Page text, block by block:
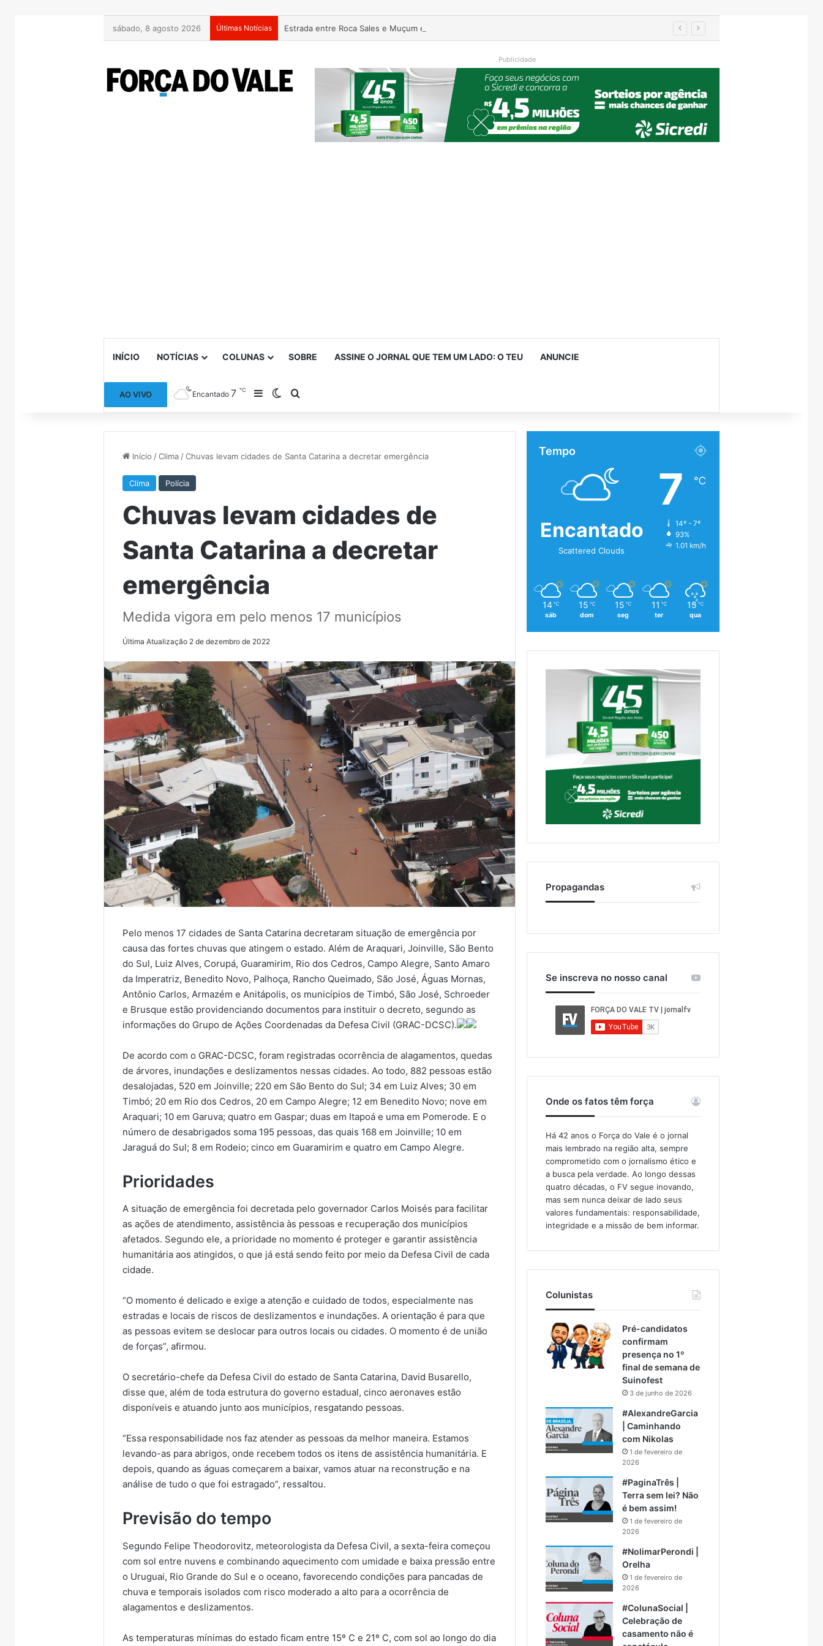
sábado, 8 agosto 2026 Últimas Notícias Estrada entre Roca Sales e Muçum é liberada após serviços de manutenção
Publicidade
INÍCIO NOTÍCIAS COLUNAS SOBRE ASSINE O JORNAL QUE TEM UM LADO: O TEU ANUNCIE
AO VIVO Encantado 7℃ Barra Lateral
Switch skin
Início / Clima / Chuvas levam cidades de Santa Catarina a decretar emergência
Clima Polícia
Chuvas levam cidades de
Santa Catarina a decretar
emergência
Medida vigora em pelo menos 17 municípios
Última Atualização 2 de dezembro de 2022
Pelo menos 17 cidades de Santa Catarina decretaram situação de emergência por
causa das fortes chuvas que atingem o estado. Além de Araquari, Joinville, São Bento
do Sul, Luiz Alves, Corupá, Guaramirim, Rio dos Cedros, Campo Alegre, Santo Amaro
da Imperatriz, Benedito Novo, Palhoça, Rancho Queimado, São José, Águas Mornas,
Antônio Carlos, Armazém e Anitápolis, os municípios de Timbó, São José, Schroeder
e Brusque estão providenciando documentos para instituir o decreto, segundo as
informações do Grupo de Ações Coordenadas da Defesa Civil (GRAC-DCSC).
De acordo com o GRAC-DCSC, foram registradas ocorrência de alagamentos, quedas
de árvores, inundações e deslizamentos nessas cidades. Ao todo, 882 pessoas estão
desalojadas, 520 em Joinville; 220 em São Bento do Sul; 34 em Luiz Alves; 30 em
Timbó; 20 em Rio dos Cedros, 20 em Campo Alegre; 12 em Benedito Novo; nove em
Araquari; 10 em Garuva; quatro em Gaspar; duas em Itapoá e uma em Pomerode. E o
número de desabrigados soma 195 pessoas, das quais 168 em Joinville; 10 em
Jaraguá do Sul; 8 em Rodeio; cinco em Guaramirim e quatro em Campo Alegre.
Prioridades
A situação de emergência foi decretada pelo governador Carlos Moisés para facilitar
as ações de atendimento, assistência às pessoas e recuperação dos municípios
afetados. Segundo ele, a prioridade no momento é proteger e garantir assistência
humanitária aos atingidos, o que já está sendo feito por meio da Defesa Civil de cada
cidade.
“O momento é delicado e exige a atenção e cuidado de todos, especialmente nas
estradas e locais de riscos de deslizamentos e inundações. A orientação é para que
as pessoas evitem se deslocar para outros locais ou cidades. O momento é de união
de forças”, afirmou.
O secretário-chefe da Defesa Civil do estado de Santa Catarina, David Busarello,
disse que, além de toda estrutura do governo estadual, cinco aeronaves estão
disponíveis e atuando junto aos municípios, resgatando pessoas.
“Essa responsabilidade nos faz atender as pessoas da melhor maneira. Estamos
levando-as para abrigos, onde recebem todos os itens de assistência humanitária. E
depois, quando as águas começarem a baixar, vamos atuar na reconstrução e na
análise de tudo o que foi estragado”, ressaltou.
Previsão do tempo
Segundo Felipe Theodorovitz, meteorologista da Defesa Civil, a sexta-feira começou
com sol entre nuvens e combinando aquecimento com umidade e baixa pressão entre
o Uruguai, Rio Grande do Sul e o oceano, favorecendo condições para pancadas de
chuva e temporais isolados com risco moderado a alto para a ocorrência de
alagamentos e deslizamentos.
As temperaturas mínimas do estado ficam entre 15º C e 21º C, com sol ao longo do dia
Tempo
Encantado
Scattered Clouds
7 ℃
14º - 7º
93%
1.01 km/h
14 ℃
sáb
15 ℃
dom
15 ℃
seg
11 ℃
ter
15 ℃
qua
Propagandas
Se inscreva no nosso canal
Onde os fatos têm força
Há 42 anos o Força do Vale é o jornal
mais lembrado na região alta, sempre
comprometido com o jornalismo ético e
a busca pela verdade. Ao longo dessas
quatro décadas, o FV segue inovando,
mas sem nunca deixar de lado seus
valores fundamentais: responsabilidade,
integridade e a missão de bem informar.​
Colunistas
Pré-candidatos
confirmam
presença no 1º
final de semana de
Suinofest
3 de junho de 2026
#AlexandreGarcia
| Caminhando
com Nikolas
1 de fevereiro de
2026
#PaginaTrês |
Terra sem lei? Não
é bem assim!
1 de fevereiro de
2026
#NolimarPerondi |
Orelha
1 de fevereiro de
2026
#ColunaSocial |
Celebração de
casamento não é